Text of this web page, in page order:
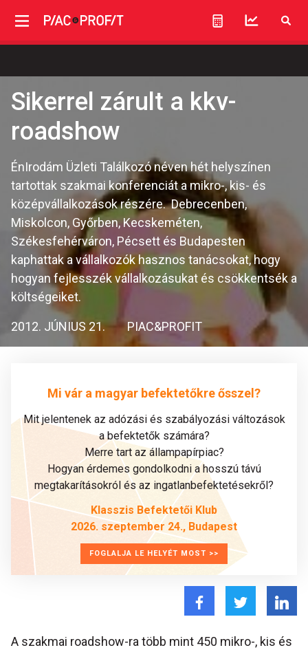
Sikerrel zárult a kkv-
roadshow
ÉnIrodám Üzleti Találkozó néven hét helyszínen
tartottak szakmai konferenciát a mikro-, kis- és
középvállalkozások részére. Debrecenben,
Miskolcon, Győrben, Kecskeméten,
Székesfehérváron, Pécsett és Budapesten
kaphattak a vállalkozók hasznos tanácsokat, hogy
hogyan fejlesszék vállalkozásukat és csökkentsék a
költségeiket.
2012. JÚNIUS 21. PIAC&PROFIT
Mi vár a magyar befektetőkre ősszel?
Mit jelentenek az adózási és szabályozási változások
a befektetők számára?
Merre tart az állampapírpiac?
Hogyan érdemes gondolkodni a hosszú távú
megtakarításokról és az ingatlanbefektetésekről?
Klasszis Befektetői Klub
2026. szeptember 24., Budapest
FOGLALJA LE HELYÉT MOST >>
A szakmai roadshow-ra több mint 450 mikro-, kis és